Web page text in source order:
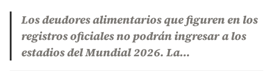
Los deudores alimentarios que figuren en los
registros oficiales no podrán ingresar a los
estadios del Mundial 2026. La…